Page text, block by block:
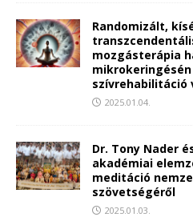
Randomizált,
mozgásterápia
szívrehabilitáció
2025.01.04.
Dr. Tony Nader
akadémiai
meditáció
szövetségéről
2025.01.03.